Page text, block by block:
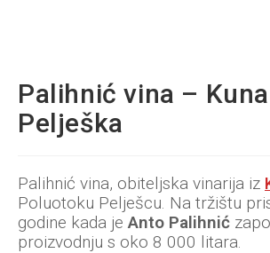
Palihnić vina – Kuna
Pelješka
Palihnić vina, obiteljska vinarija iz
Poluotoku Pelješcu. Na tržištu
godine kada je Anto Palihnić
proizvodnju s oko 8 000 litara.